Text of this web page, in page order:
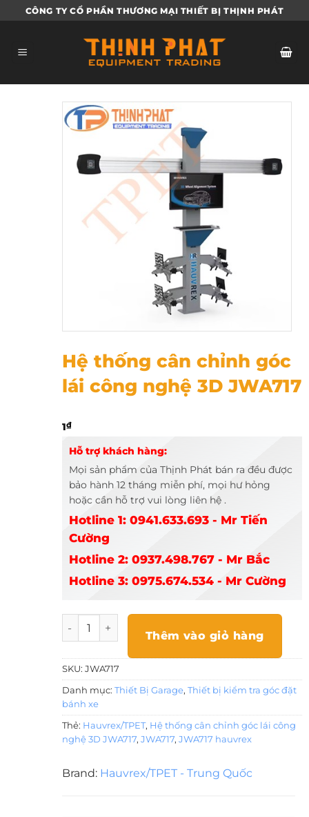
qua
dung
CÔNG TY CỔ PHẦN THƯƠNG MẠI THIẾT BỊ THỊNH PHÁT
Hệ thống cân chỉnh góc
lái công nghệ 3D JWA717
1₫
Hỗ trợ khách hàng:
Mọi sản phẩm của Thịnh Phát bán ra đều được
bảo hành 12 tháng miễn phí, mọi hư hỏng
hoặc cần hỗ trợ vui lòng liên hệ .
Hotline 1: 0941.633.693 - Mr Tiến
Cường
Hotline 2: 0937.498.767 - Mr Bắc
Hotline 3: 0975.674.534 - Mr Cường
Hệ thống cân chỉnh góc lái công nghệ 3D
Thêm vào giỏ hàng
SKU: JWA717
Danh mục: Thiết Bị Garage, Thiết bị kiểm tra góc đặt
bánh xe
Thẻ: Hauvrex/TPET, Hệ thống cân chỉnh góc lái công
nghệ 3D JWA717, JWA717, JWA717 hauvrex
Brand: Hauvrex/TPET - Trung Quốc